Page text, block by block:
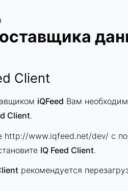
Client
iQFeed Вам
Client.
http://www.iqfeed.net/dev/ с
IQ Feed Client.
рекомендуется